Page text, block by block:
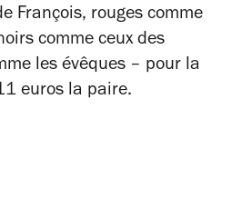
François, rouges comme
comme ceux des
les évêques – pour la
euros la paire.